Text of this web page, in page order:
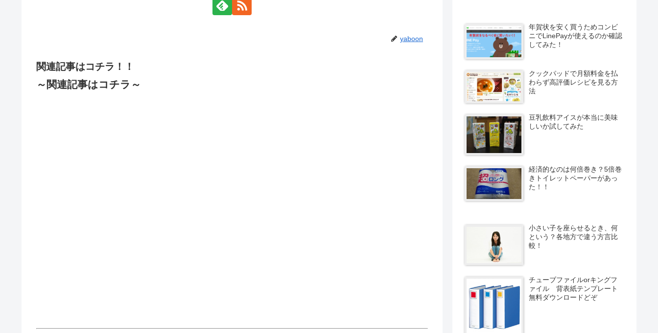
yaboon
関連記事はコチラ！！
～関連記事はコチラ～
年賀状を安く買うためコンビ
ニでLinePayが使えるのか確認
してみた！
クックパッドで月額料金を払
わらず高評価レシピを見る方
法
豆乳飲料アイスが本当に美味
しいか試してみた
経済的なのは何倍巻き？5倍巻
きトイレットペーパーがあっ
た！！
小さい子を座らせるとき、何
という？各地方で違う方言比
較！
チューブファイルorキングフ
ァイル 背表紙テンプレート
無料ダウンロードどぞ